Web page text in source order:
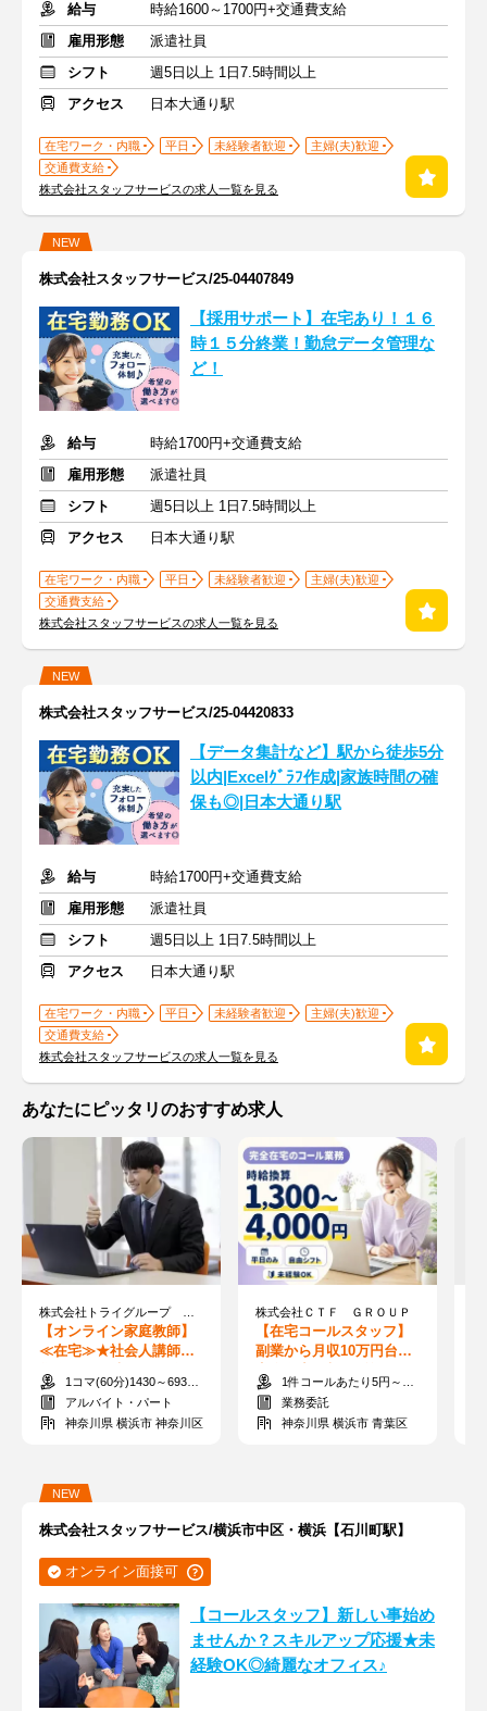
給与
時給1600～1700円+交通費支給
雇用形態
派遣社員
シフト
週5日以上 1日7.5時間以上
アクセス
日本大通り駅
在宅ワーク・内職 平日 未経験者歓迎
主婦(夫)歓迎
交通費支給
株式会社スタッフサービスの求人一覧を見る
NEW
株式会社スタッフサービス/25-04407849
【採用サポート】在宅あり！１６
時１５分終業！勤怠データ管理な
ど！
給与
時給1700円+交通費支給
雇用形態
派遣社員
シフト
週5日以上 1日7.5時間以上
アクセス
日本大通り駅
在宅ワーク・内職 平日 未経験者歓迎
主婦(夫)歓迎
交通費支給
株式会社スタッフサービスの求人一覧を見る
NEW
株式会社スタッフサービス/25-04420833
【データ集計など】駅から徒歩5分
以内|Excelｸﾞﾗﾌ作成|家族時間の確
保も◎|日本大通り駅
給与
時給1700円+交通費支給
雇用形態
派遣社員
シフト
週5日以上 1日7.5時間以上
アクセス
日本大通り駅
在宅ワーク・内職 平日 未経験者歓迎
主婦(夫)歓迎
交通費支給
株式会社スタッフサービスの求人一覧を見る
あなたにピッタリのおすすめ求人
【オンライン家庭教師】
≪在宅≫★社会人講師募
集★すきま時間に60分か
ら指導可能◎
1コマ(60分)1430～6930円
アルバイト・パート
神奈川県 横浜市 神奈川区
株式会社ＣＴＦ ＧＲＯＵＰ
【在宅コールスタッフ】
副業から月収10万円台も♪
完全在宅×時給換算1,300
～4,000円★
1件コールあたり5円～55円 ※時給換算1,300円～4,000円
業務委託
神奈川県 横浜市 青葉区
NEW
株式会社スタッフサービス/横浜市中区・横浜【石川町駅】
オンライン面接可
【コールスタッフ】新しい事始め
ませんか？スキルアップ応援★未
経験OK◎綺麗なオフィス♪